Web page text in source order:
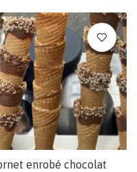
enrobé chocolat